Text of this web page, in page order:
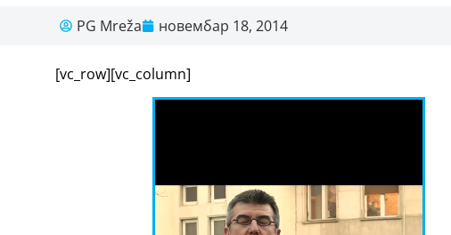
PG Mreža новембар 18, 2014
[vc_row][vc_column]